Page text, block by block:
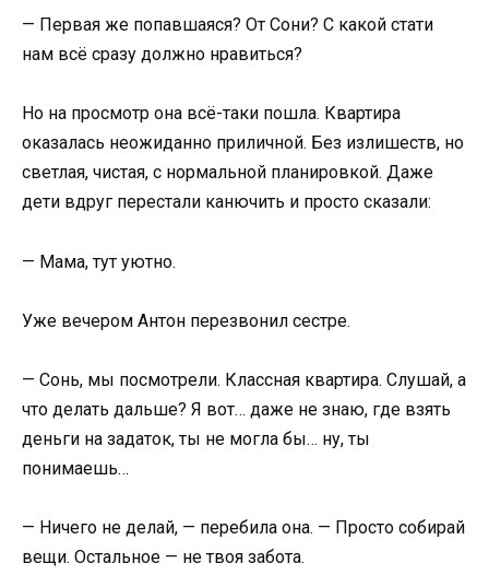
— Первая же попавшаяся? От Сони? С какой стати
нам всё сразу должно нравиться?
Но на просмотр она всё-таки пошла. Квартира
оказалась неожиданно приличной. Без излишеств, но
светлая, чистая, с нормальной планировкой. Даже
дети вдруг перестали канючить и просто сказали:
— Мама, тут уютно.
Уже вечером Антон перезвонил сестре.
— Сонь, мы посмотрели. Классная квартира. Слушай, а
что делать дальше? Я вот… даже не знаю, где взять
деньги на задаток, ты не могла бы… ну, ты
понимаешь…
— Ничего не делай, — перебила она. — Просто собирай
вещи. Остальное — не твоя забота.